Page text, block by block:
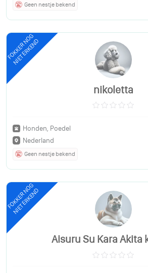
Geen nestje bekend
FOKKER NOG
NIET ERKEND
nikoletta
Honden, Poedel
Nederland
Geen nestje bekend
FOKKER NOG
NIET ERKEND
Aisuru Su Kara Akita